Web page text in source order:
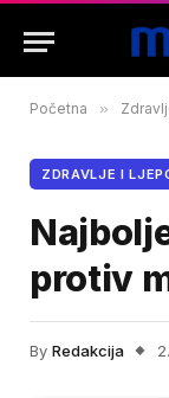
Početna »
ZDRAVLJE I
protiv
By Redakcija